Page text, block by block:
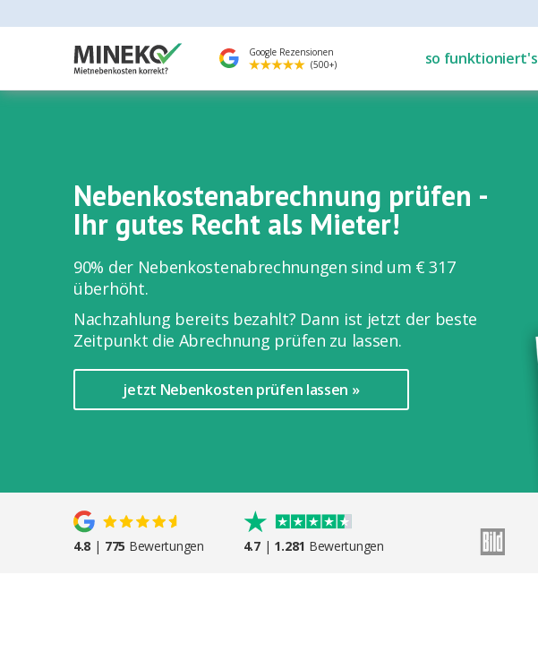
Google Rezensionen
(500+)
so funktioniert's
Nebenkosten­abrechnung prüfen -
Ihr gutes Recht als Mieter!
90% der Nebenkostenabrechnungen sind um € 317
überhöht.
Nachzahlung bereits bezahlt? Dann ist jetzt der beste
Zeitpunkt die Abrechnung prüfen zu lassen.
jetzt Nebenkosten prüfen lassen »
4.8 | 775 Bewertungen 4.7 | 1.281 Bewertungen